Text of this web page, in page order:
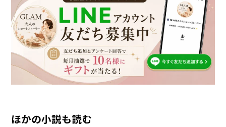
ほかの小説も読む